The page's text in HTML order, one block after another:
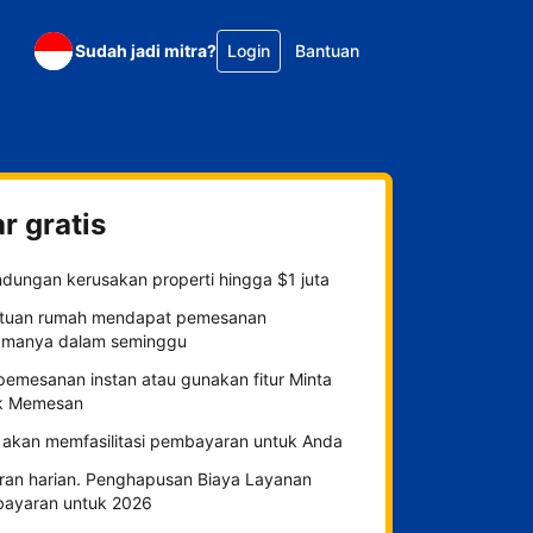
Sudah jadi mitra? Login Bantuan
gratis
kerusakan properti hingga $1 juta
rumah mendapat pemesanan
dalam seminggu
instan atau gunakan fitur Minta
Memesan
akan memfasilitasi pembayaran untuk Anda
harian. Penghapusan Biaya Layanan
untuk 2026